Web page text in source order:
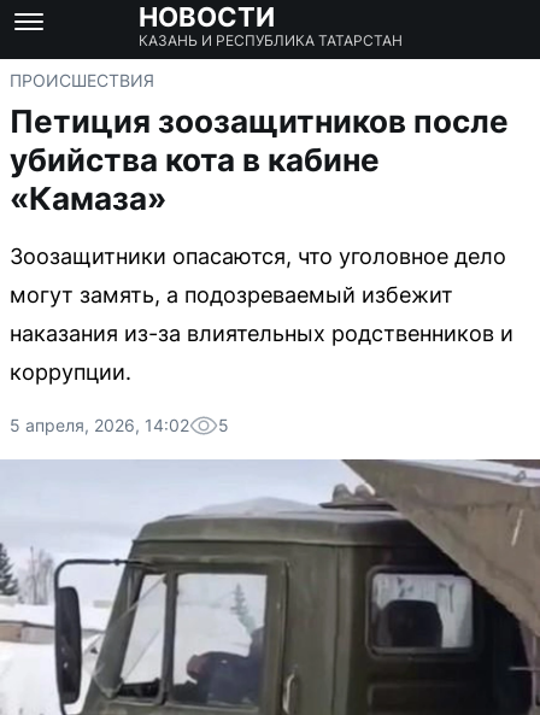
НОВОСТИ
КАЗАНЬ И РЕСПУБЛИКА ТАТАРСТАН
ПРОИСШЕСТВИЯ
Петиция зоозащитников после
убийства кота в кабине
«Камаза»
Зоозащитники опасаются, что уголовное дело
могут замять, а подозреваемый избежит
наказания из-за влиятельных родственников и
коррупции.
5 апреля, 2026, 14:02 5